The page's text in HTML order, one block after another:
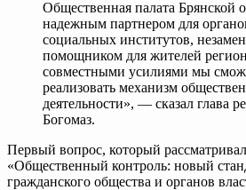
Общественная палата Брянской
надежным партнером для
социальных институтов,
помощником для жителей
совместными усилиями мы
реализовать механизм
деятельности», — сказал глава
Богомаз.
Первый вопрос, который
«Общественный контроль: новый
гражданского общества и органов